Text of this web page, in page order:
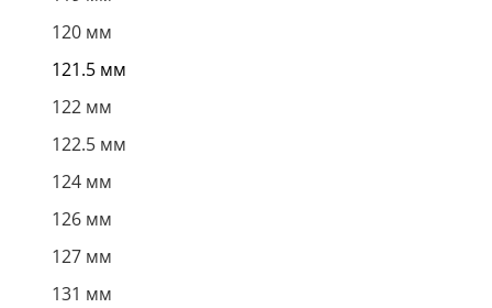
120 мм
121.5 мм
122 мм
122.5 мм
124 мм
126 мм
127 мм
131 мм